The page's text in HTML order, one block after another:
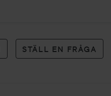
STÄLL EN FRÅGA